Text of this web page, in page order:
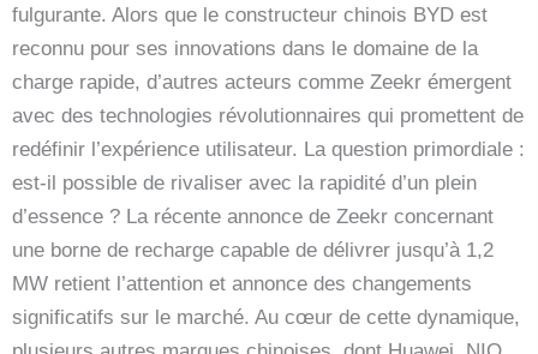
fulgurante. Alors que le constructeur chinois BYD est
reconnu pour ses innovations dans le domaine de la
charge rapide, d’autres acteurs comme Zeekr émergent
avec des technologies révolutionnaires qui promettent de
redéfinir l’expérience utilisateur. La question primordiale :
est-il possible de rivaliser avec la rapidité d’un plein
d’essence ? La récente annonce de Zeekr concernant
une borne de recharge capable de délivrer jusqu’à 1,2
MW retient l’attention et annonce des changements
significatifs sur le marché. Au cœur de cette dynamique,